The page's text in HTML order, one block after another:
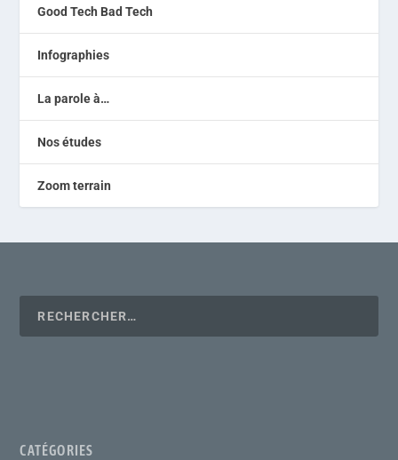
Good Tech Bad Tech
Infographies
La parole à…
Nos études
Zoom terrain
CATÉGORIES